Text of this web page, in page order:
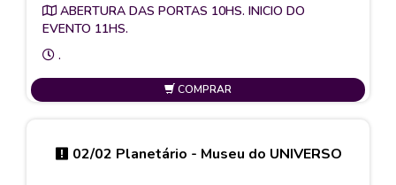
ABERTURA DAS PORTAS 10HS. INICIO DO
EVENTO 11HS.
.
COMPRAR
02/02 Planetário - Museu do UNIVERSO